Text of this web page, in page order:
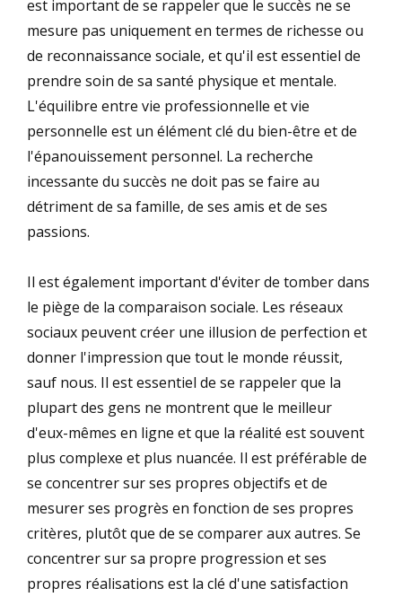
est important de se rappeler que le succès ne se
mesure pas uniquement en termes de richesse ou
de reconnaissance sociale, et qu'il est essentiel de
prendre soin de sa santé physique et mentale.
L'équilibre entre vie professionnelle et vie
personnelle est un élément clé du bien-être et de
l'épanouissement personnel. La recherche
incessante du succès ne doit pas se faire au
détriment de sa famille, de ses amis et de ses
passions.
Il est également important d'éviter de tomber dans
le piège de la comparaison sociale. Les réseaux
sociaux peuvent créer une illusion de perfection et
donner l'impression que tout le monde réussit,
sauf nous. Il est essentiel de se rappeler que la
plupart des gens ne montrent que le meilleur
d'eux-mêmes en ligne et que la réalité est souvent
plus complexe et plus nuancée. Il est préférable de
se concentrer sur ses propres objectifs et de
mesurer ses progrès en fonction de ses propres
critères, plutôt que de se comparer aux autres. Se
concentrer sur sa propre progression et ses
propres réalisations est la clé d'une satisfaction